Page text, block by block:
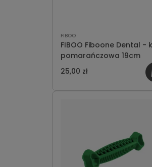
FIBOO
FIBOO Fiboone Dental -
pomarańczowa 19cm
25,00 zł